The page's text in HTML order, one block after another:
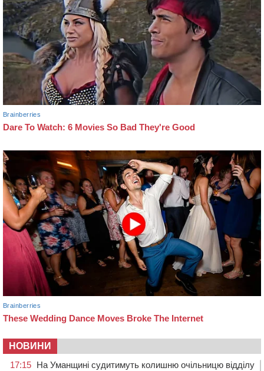
НОВИНИ
17:15 На Уманщині судитимуть колишню очільницю відділу